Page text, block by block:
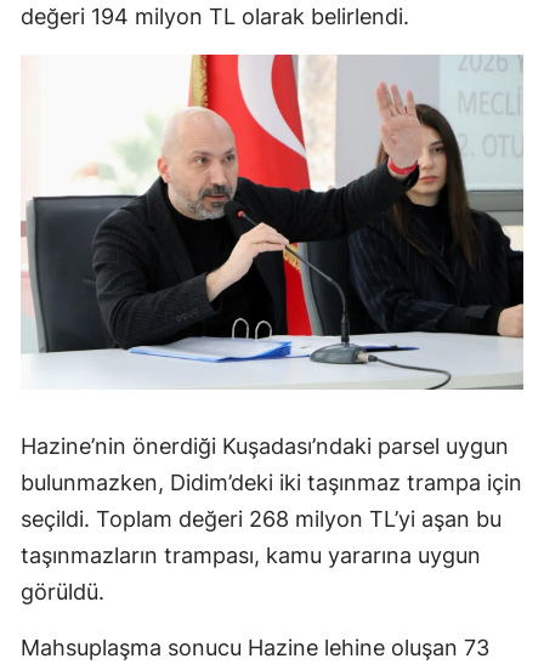
değeri 194 milyon TL olarak belirlendi.
Hazine’nin önerdiği Kuşadası’ndaki parsel uygun
bulunmazken, Didim’deki iki taşınmaz trampa için
seçildi. Toplam değeri 268 milyon TL’yi aşan bu
taşınmazların trampası, kamu yararına uygun
görüldü.
Mahsuplaşma sonucu Hazine lehine oluşan 73